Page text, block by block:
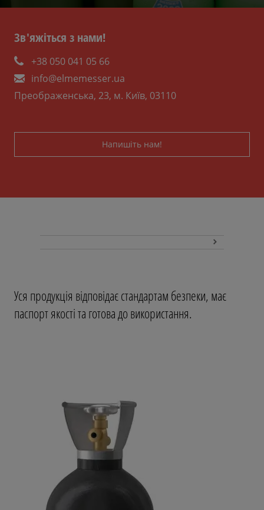
Зв'яжіться з нами!
+38 050 041 05 66
info@elmemesser.ua
Преображенська, 23, м. Київ, 03110
Напишіть нам!
Уся продукція відповідає стандартам безпеки, має
паспорт якості та готова до використання.